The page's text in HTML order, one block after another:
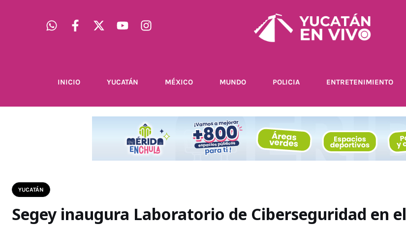
INICIO YUCATÁN MÉXICO MUNDO POLICIA ENTRETENIMIENTO
YUCATÁN
Segey inaugura Laboratorio de Ciberseguridad en el